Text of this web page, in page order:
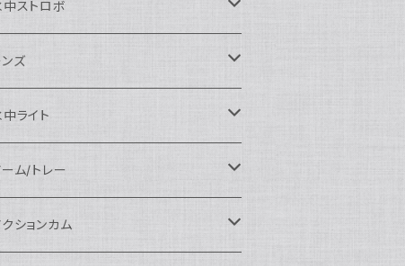
用
SYSTEM用
用
用
マクロポート
ムポート
クロポート
ムポート
ットポート
セサリー
ムポート
SYSTEM用
中ストロボ
セサリー
セサリー
セサリー
ンズ
ロコンバージョンレンズ
ドコンバージョンレンズ
ドアングルコンバージョンポート
ライト
光量 3000ルーメン以上
グライト
ム/トレー
ム
ションカム